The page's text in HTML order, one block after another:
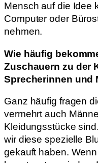
Mensch auf die Idee
Computer oder
nehmen.
Wie häufig
Zuschauern zu der
Sprecherinnen und
Ganz häufig fragen
vermehrt auch
Kleidungsstücke
wir diese spezielle
gekauft haben.